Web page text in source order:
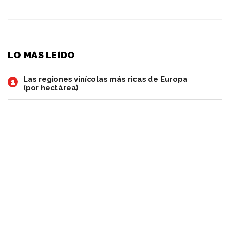
LO MÁS LEÍDO
1
Las regiones vinícolas más ricas de Europa
(por hectárea)